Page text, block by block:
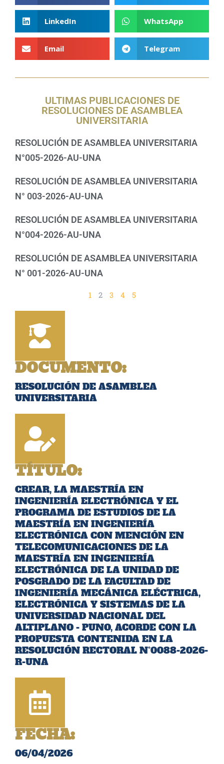
LinkedIn WhatsApp
Email Telegram
ULTIMAS PUBLICACIONES DE
RESOLUCIONES DE ASAMBLEA
UNIVERSITARIA
RESOLUCIÓN DE ASAMBLEA UNIVERSITARIA
N°005-2026-AU-UNA
RESOLUCIÓN DE ASAMBLEA UNIVERSITARIA
N° 003-2026-AU-UNA
RESOLUCIÓN DE ASAMBLEA UNIVERSITARIA
N°004-2026-AU-UNA
RESOLUCIÓN DE ASAMBLEA UNIVERSITARIA
N° 001-2026-AU-UNA
1 2 3 4 5
DOCUMENTO:
RESOLUCIÓN DE ASAMBLEA
UNIVERSITARIA
TÍTULO:
CREAR, LA MAESTRÍA EN
INGENIERÍA ELECTRÓNICA Y EL
PROGRAMA DE ESTUDIOS DE LA
MAESTRÍA EN INGENIERÍA
ELECTRÓNICA CON MENCIÓN EN
TELECOMUNICACIONES DE LA
MAESTRÍA EN INGENIERÍA
ELECTRÓNICA DE LA UNIDAD DE
POSGRADO DE LA FACULTAD DE
INGENIERÍA MECÁNICA ELÉCTRICA,
ELECTRÓNICA Y SISTEMAS DE LA
UNIVERSIDAD NACIONAL DEL
ALTIPLANO - PUNO, ACORDE CON LA
PROPUESTA CONTENIDA EN LA
RESOLUCIÓN RECTORAL N°0088-2026-
R-UNA
FECHA:
06/04/2026